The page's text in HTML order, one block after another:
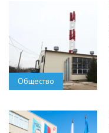
Общество